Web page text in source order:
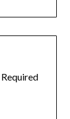
Required